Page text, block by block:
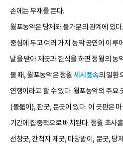
손에는 부채를 든다.
월포농악은 당제와 불가분의 관계에 있
중심에 두고 여러 가지 농악 공연이 이루
날을 받아 제굿과 헌식을 하면 정월의 농
볼 때, 월포농악은 정월 세시풍속의 일환
연행이라고 할 수 있다. 월포농악의 주요
(뜰볿이), 판굿, 문굿이 있다. 이 굿판은
기간에 집중적으로 배치된다. 정월 초사
선창굿, 간척지 제굿, 마당밟이, 문굿, 당